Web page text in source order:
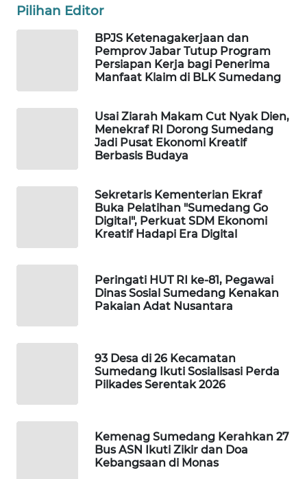
Pilihan Editor
BPJS Ketenagakerjaan dan
Pemprov Jabar Tutup Program
Persiapan Kerja bagi Penerima
Manfaat Klaim di BLK Sumedang
Usai Ziarah Makam Cut Nyak Dien,
Menekraf RI Dorong Sumedang
Jadi Pusat Ekonomi Kreatif
Berbasis Budaya
Sekretaris Kementerian Ekraf
Buka Pelatihan "Sumedang Go
Digital", Perkuat SDM Ekonomi
Kreatif Hadapi Era Digital
Peringati HUT RI ke-81, Pegawai
Dinas Sosial Sumedang Kenakan
Pakaian Adat Nusantara
93 Desa di 26 Kecamatan
Sumedang Ikuti Sosialisasi Perda
Pilkades Serentak 2026
Kemenag Sumedang Kerahkan 27
Bus ASN Ikuti Zikir dan Doa
Kebangsaan di Monas
MASYARAKAT
ID
WATCH